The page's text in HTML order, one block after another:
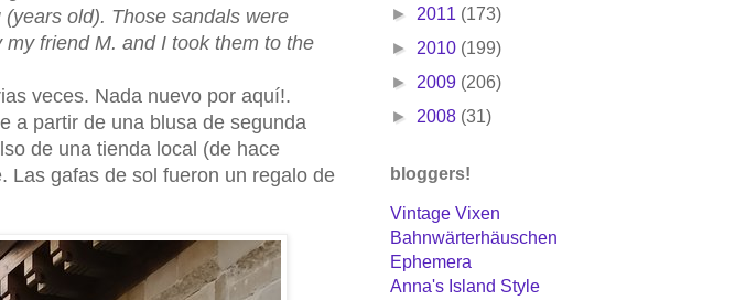
old). Those sandals were
friend M. and I took them to the
veces. Nada nuevo por aquí!.
a partir de una blusa de segunda
de una tienda local (de hace
Las gafas de sol fueron un regalo de
► 2011 (173)
► 2010 (199)
► 2009 (206)
► 2008 (31)
bloggers!
Vintage Vixen
Bahnwärterhäuschen
Ephemera
Anna's Island Style